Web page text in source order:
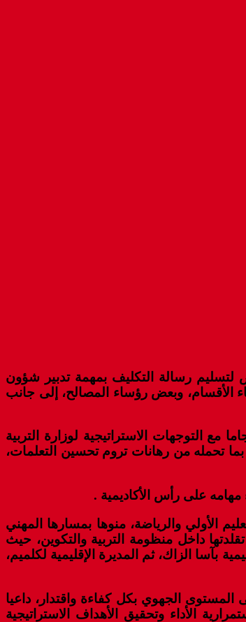
الجهوية للتربية والتكوين لجهة كلميم واد نون، يوم الجمعة 22 ماي 2026، لقاء خصص لتسليم رسالة التكليف بمهمة تدبير شؤون
الأقسام، وبعض رؤساء المصالح، إلى جانب
مع التوجهات الاستراتيجية لوزارة التربية
2022-2026 من أجل مدرسة عمومية ذات جودة، بما تحمله من رهانات تروم تحسين التعلمات،
مهامه على رأس الأكاديمية .
الأولي والرياضة، منوها بمسارها المهني
داخل منظومة التربية والتكوين، حيث
بآسا الزاك، ثم المديرة الإقليمية لكلميم،
المستوى الجهوي بكل كفاءة واقتدار، داعيا
الأداء وتحقيق الأهداف الاستراتيجية